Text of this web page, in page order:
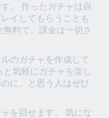
。 作ったガチャは自
イしてもらうことも
料で、課金は一切さ
のガチャを作成して
気軽にガチャを楽し
に、と思う人はぜひ
を回せます。 気にな